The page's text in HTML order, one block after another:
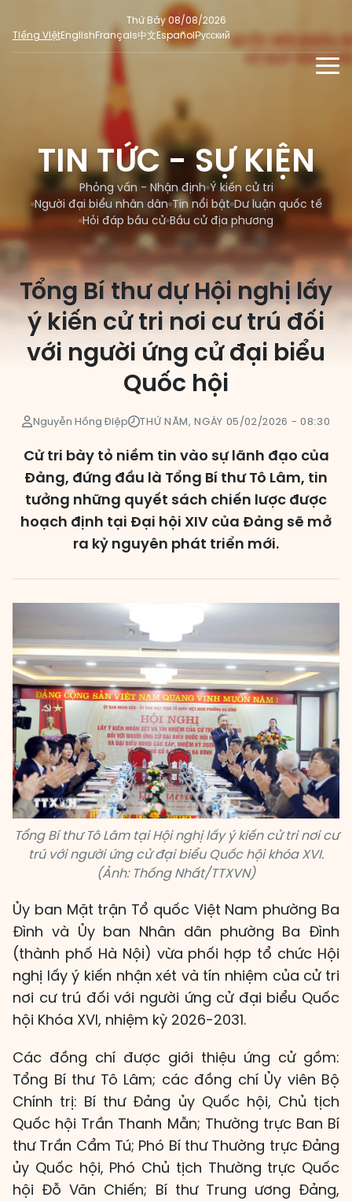
Thứ Bảy 08/08/2026
Tiếng ViệtEnglishFrançais中文EspañolРусский
TIN TỨC - SỰ KIỆN
Phỏng vấn - Nhận định
Ý kiến cử tri
Người đại biểu nhân dân
Tin nổi bật
Dư luận quốc tế
Hỏi đáp bầu cử
Bầu cử địa phương
ĐA PHƯƠNG TIỆN
Ảnh
E-magazine
Infographic
DÀNH CHO BÁO CHÍ
MẠNG XÃ HỘI
SỐ LIỆU BẦU CỬ
Cử tri tham gia bầu cử
Tổng số đại biểu quốc hội
Nữ đại biểu Quốc hội
Các đơn vị bầu cử
TIN TỨC - SỰ KIỆN
Phỏng vấn - Nhận định Ý kiến cử tri
Người đại biểu nhân dân Tin nổi bật Dư luận quốc tế
Hỏi đáp bầu cử Bầu cử địa phương
Tổng Bí thư dự Hội nghị lấy
ý kiến cử tri nơi cư trú đối
với người ứng cử đại biểu
Quốc hội
Nguyễn Hồng Điệp THỨ NĂM, NGÀY 05/02/2026 - 08:30
Cử tri bày tỏ niềm tin vào sự lãnh đạo của
Đảng, đứng đầu là Tổng Bí thư Tô Lâm, tin
tưởng những quyết sách chiến lược được
hoạch định tại Đại hội XIV của Đảng sẽ mở
ra kỷ nguyên phát triển mới.
Tổng Bí thư Tô Lâm tại Hội nghị lấy ý kiến cử tri nơi cư
trú với người ứng cử đại biểu Quốc hội khóa XVI.
(Ảnh: Thống Nhất/TTXVN)
Ủy ban Mặt trận Tổ quốc Việt Nam phường Ba
Đình và Ủy ban Nhân dân phường Ba Đình
(thành phố Hà Nội) vừa phối hợp tổ chức Hội
nghị lấy ý kiến nhận xét và tín nhiệm của cử tri
nơi cư trú đối với người ứng cử đại biểu Quốc
hội Khóa XVI, nhiệm kỳ 2026-2031.
Các đồng chí được giới thiệu ứng cử gồm:
Tổng Bí thư Tô Lâm; các đồng chí Ủy viên Bộ
Chính trị: Bí thư Đảng ủy Quốc hội, Chủ tịch
Quốc hội Trần Thanh Mẫn; Thường trực Ban Bí
thư Trần Cẩm Tú; Phó Bí thư Thường trực Đảng
ủy Quốc hội, Phó Chủ tịch Thường trực Quốc
hội Đỗ Văn Chiến; Bí thư Trung ương Đảng,